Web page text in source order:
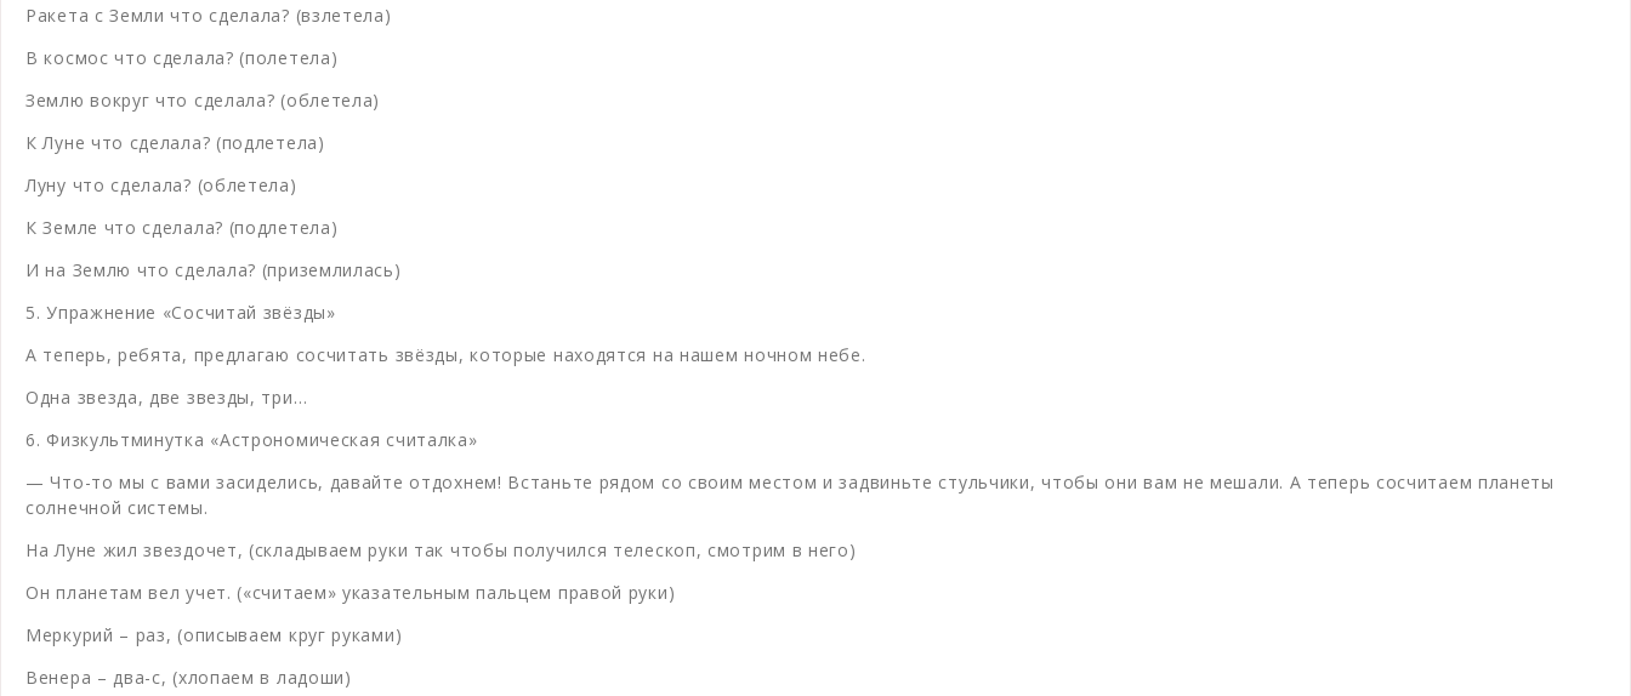
Ракета с Земли что сделала? (взлетела)
В космос что сделала? (полетела)
Землю вокруг что сделала? (облетела)
К Луне что сделала? (подлетела)
Луну что сделала? (облетела)
К Земле что сделала? (подлетела)
И на Землю что сделала? (приземлилась)
5. Упражнение «Сосчитай звёзды»
А теперь, ребята, предлагаю сосчитать звёзды, которые находятся на нашем ночном небе.
Одна звезда, две звезды, три…
6. Физкультминутка «Астрономическая считалка»
— Что-то мы с вами засиделись, давайте отдохнем! Встаньте рядом со своим местом и задвиньте стульчики, чтобы они вам не мешали. А теперь сосчитаем планеты
солнечной системы.
На Луне жил звездочет, (складываем руки так чтобы получился телескоп, смотрим в него)
Он планетам вел учет. («считаем» указательным пальцем правой руки)
Меркурий – раз, (описываем круг руками)
Венера – два-с, (хлопаем в ладоши)